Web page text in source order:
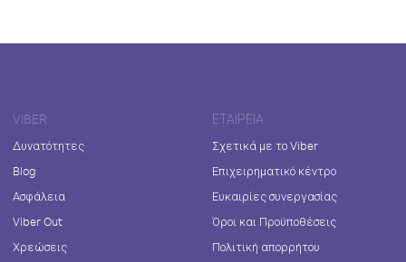
VIBER
Δυνατότητες
Blog
Ασφάλεια
Viber Out
Χρεώσεις
ΕΤΑΙΡΕΊΑ
Σχετικά με το Viber
Επιχειρηματικό κέντρο
Ευκαιρίες συνεργασίας
Όροι και Προϋποθέσεις
Πολιτική απορρήτου